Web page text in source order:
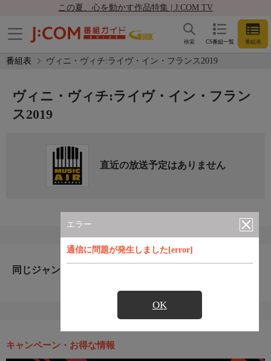
この夏、心を動かす作品特集 | J:COM TV
CS番組一覧 番組表
検索
番組表 ヴィニ・ヴィチ:ライヴ・イン・フランス2019
エラー
通信に問題が発生しました[error]
OK
ヴィニ・ヴィチ:ライヴ・イン・フラン
ス2019
直近の放送予定はありません
同じジャンルのおすすめ番組
キャンペーン・お得な情報